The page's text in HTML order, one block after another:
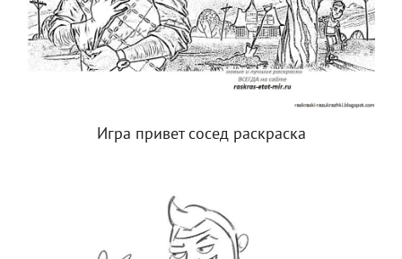
Игра привет сосед раскраска